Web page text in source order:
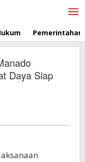
Pemerintahan
Daya Siap